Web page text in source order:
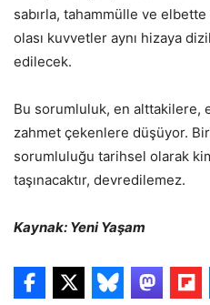
sabırla, tahammülle ve
olası kuvvetler aynı hizaya
edilecek.
Bu sorumluluk, en alttakilere,
zahmet çekenlere düşüyor.
sorumluluğu tarihsel olarak
taşınacaktır, devredilemez.
Kaynak: Yeni Yaşam